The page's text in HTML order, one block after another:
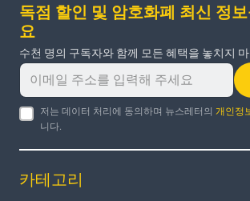
독점 할인 및 암호화폐 최신 정
요
수천 명의 구독자와 함께 모든 혜택을 놓치지
저는 데이터 처리에 동의하며 뉴스레터의 개인정
니다.
카테고리